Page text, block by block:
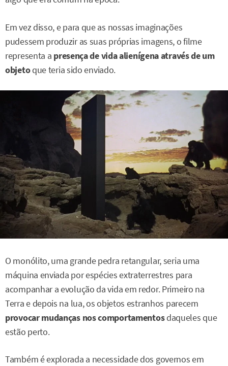
Em vez disso, e para que as nossas imaginações
pudessem produzir as suas próprias imagens, o filme
representa a presença de vida alienígena através de um
objetoque teria sido enviado.
O monólito, uma grande pedra retangular, seria uma
máquina enviada por espécies extraterrestres para
acompanhar a evolução da vida em redor. Primeiro na
Terra e depois na lua, os objetos estranhos parecem
provocar mudanças nos comportamentosdaqueles que
estão perto.
Também é explorada a necessidade dos governos em